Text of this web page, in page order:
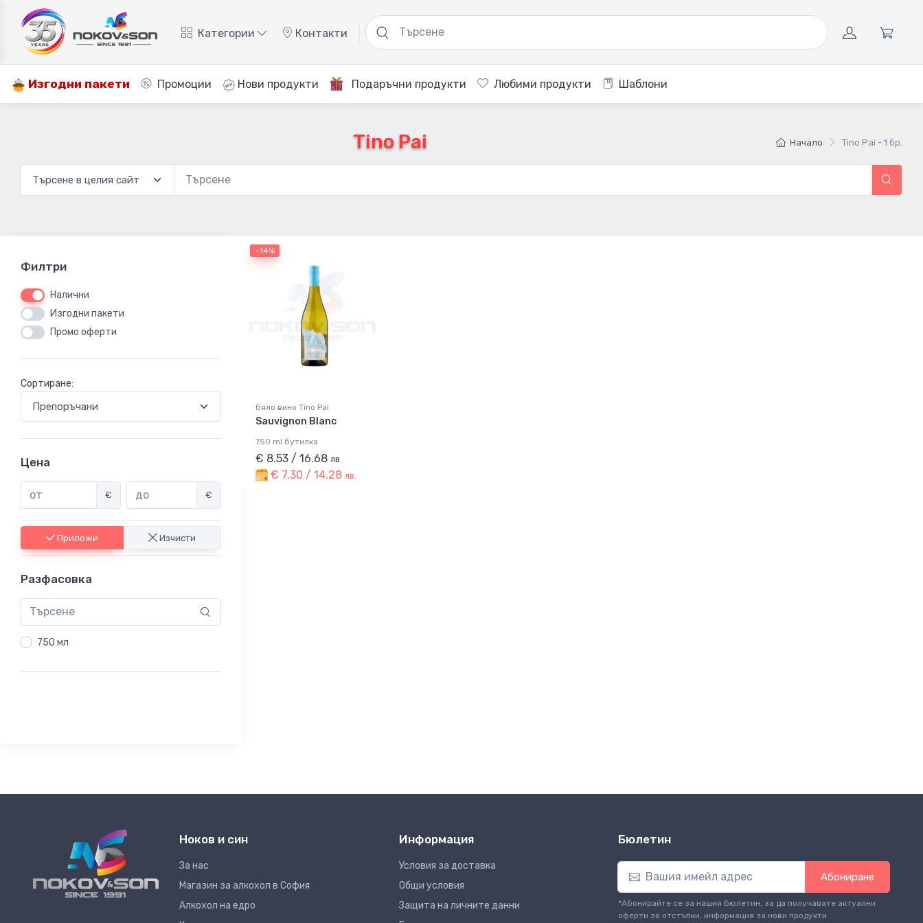
Категории Контакти
Изгодни пакети Промоции Нови продукти Подаръчни продукти Любими продукти Шаблони
Tino Pai Начало Tino Pai - 1 бр.
Филтри
Налични
Изгодни пакети
Промо оферти
Сортиране:
Цена
€ €
Приложи Изчисти
Разфасовка
750 мл
-14%
бяло вино Tino Pai
Sauvignon Blanc
750 ml бутилка
€ 8.53 / 16.68 лв.
€ 7.30 / 14.28 лв.
Ноков и син
За нас
Магазин за алкохол в София
Алкохол на едро
Информация
Условия за доставка
Общи условия
Защита на личните данни
Бюлетин
Абониране
*Абонирайте се за нашия бюлетин, за да получавате актуални
оферти за отстъпки, информация за нови продукти.